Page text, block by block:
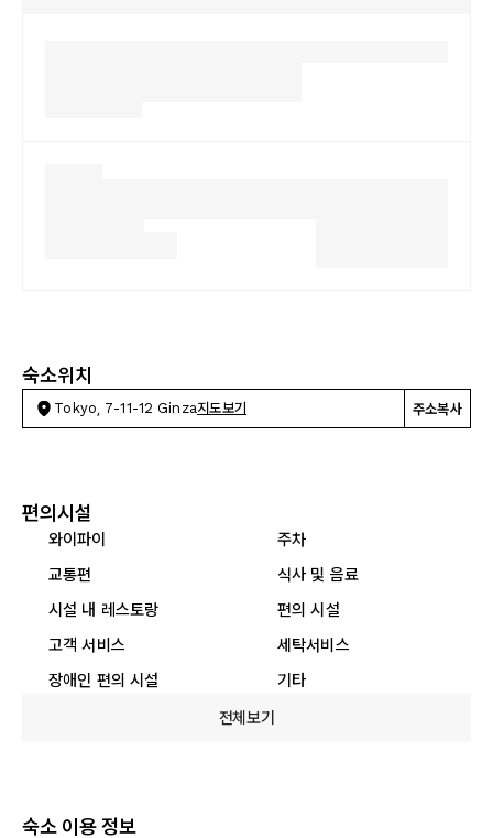
숙소위치
Tokyo, 7-11-12 Ginza지도보기 주소복사
편의시설
와이파이
주차
교통편
식사 및 음료
시설 내 레스토랑
편의 시설
고객 서비스
세탁서비스
장애인 편의 시설
기타
전체보기
숙소 이용 정보